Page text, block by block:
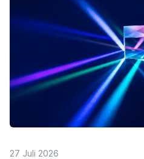
27 Juli 2026